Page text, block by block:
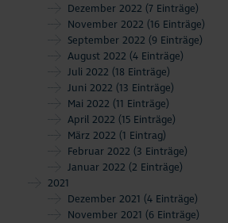
Dezember 2022 (7 Einträge)
November 2022 (16 Einträge)
September 2022 (9 Einträge)
August 2022 (4 Einträge)
Juli 2022 (18 Einträge)
Juni 2022 (13 Einträge)
Mai 2022 (11 Einträge)
April 2022 (15 Einträge)
März 2022 (1 Eintrag)
Februar 2022 (3 Einträge)
Januar 2022 (2 Einträge)
2021
Dezember 2021 (4 Einträge)
November 2021 (6 Einträge)